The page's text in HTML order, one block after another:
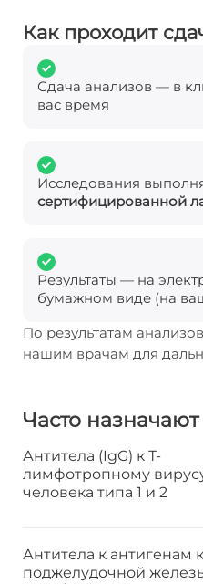
Как проходит
Сдача анализов — в
вас время
Исследования
сертифицированной
Результаты — на
бумажном виде (на
По результатам
нашим врачам для
Часто назначают
Антитела (IgG) к Т-
лимфотропному
человека типа 1 и 2
Антитела к антигенам
поджелудочной